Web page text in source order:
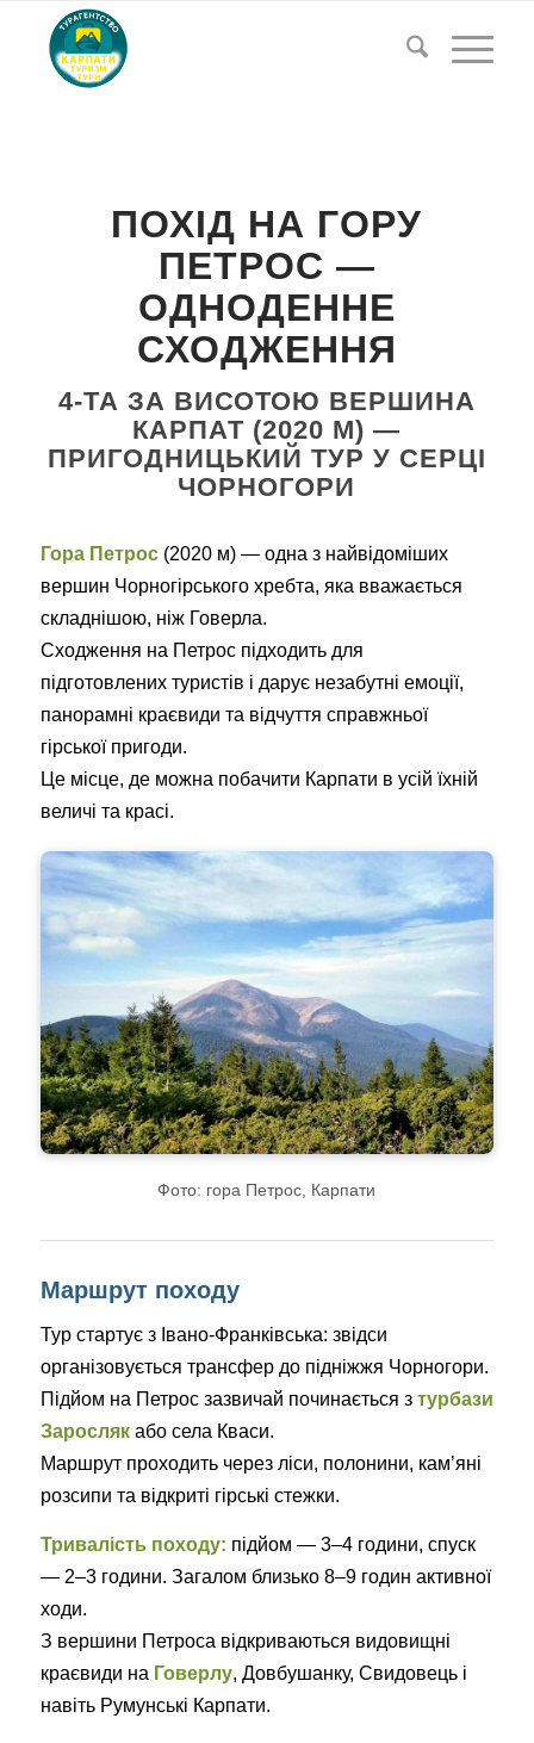
ПОХІД НА ГОРУ
ПЕТРОС —
ОДНОДЕННЕ
СХОДЖЕННЯ
4-ТА ЗА ВИСОТОЮ ВЕРШИНА
КАРПАТ (2020 М) —
ПРИГОДНИЦЬКИЙ ТУР У СЕРЦІ
ЧОРНОГОРИ
Гора Петрос(2020 м) — одна з найвідоміших
вершин Чорногірського хребта, яка вважається
складнішою, ніж Говерла.
Сходження на Петрос підходить для
підготовлених туристів і дарує незабутні емоції,
панорамні краєвиди та відчуття справжньої
гірської пригоди.
Це місце, де можна побачити Карпати в усій їхній
величі та красі.
Фото: гора Петрос, Карпати
Маршрут походу
Тур стартує з Івано-Франківська: звідси
організовується трансфер до підніжжя Чорногори.
Підйом на Петрос зазвичай починається з турбази
Зарослякабо села Кваси.
Маршрут проходить через ліси, полонини, кам’яні
розсипи та відкриті гірські стежки.
Тривалість походу: підйом — 3–4 години, спуск
— 2–3 години. Загалом близько 8–9 годин активної
ходи.
З вершини Петроса відкриваються видовищні
краєвиди на Говерлу, Довбушанку, Свидовець і
навіть Румунські Карпати.